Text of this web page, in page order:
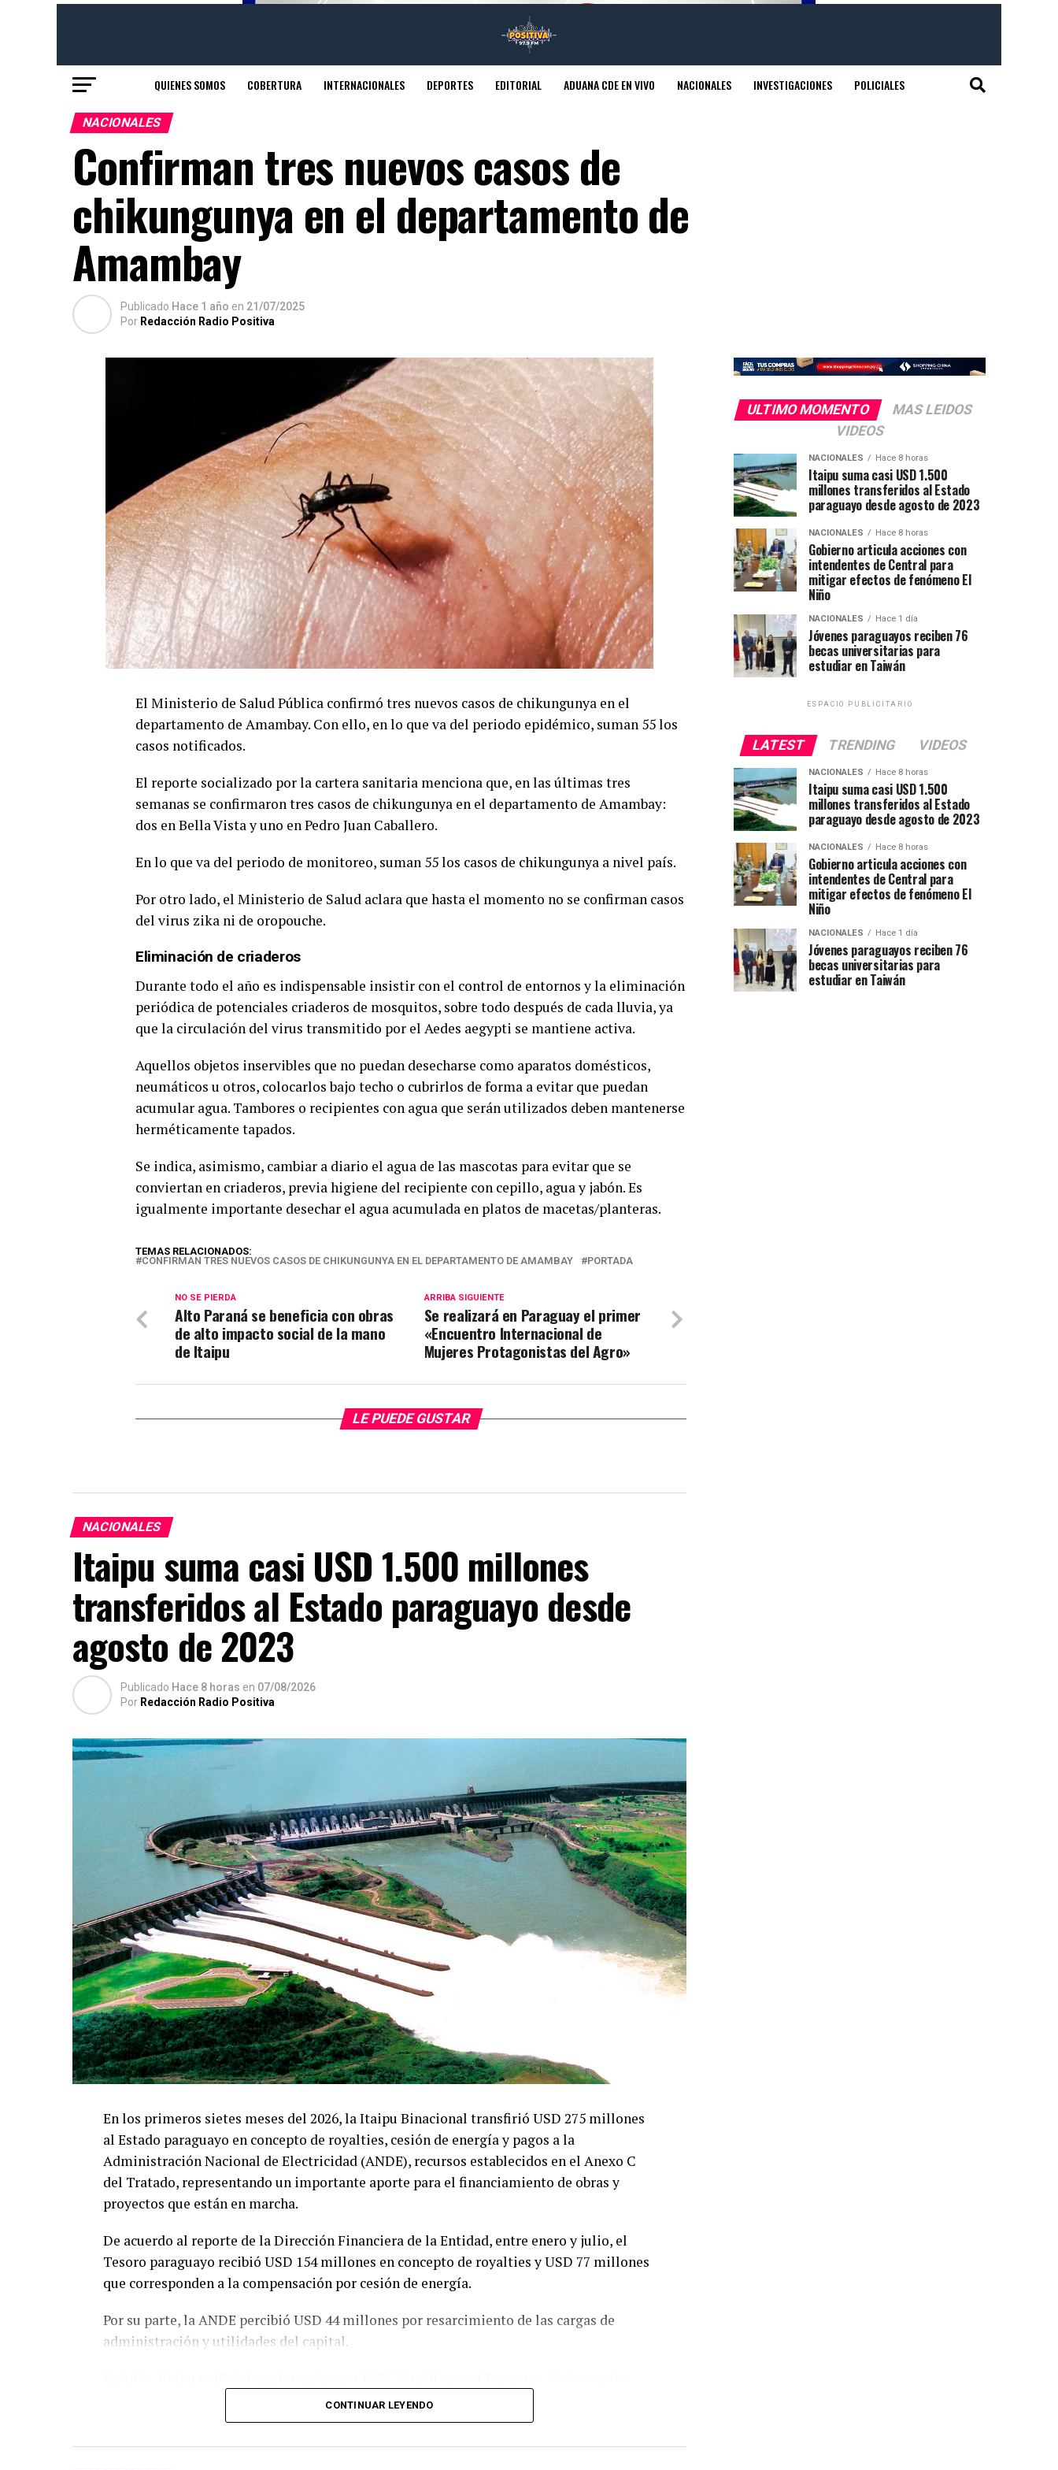
QUIENES SOMOS COBERTURA INTERNACIONALES DEPORTES EDITORIAL ADUANA CDE EN VIVO NACIONALES INVESTIGACIONES POLICIALES
NACIONALES
Confirman tres nuevos casos de
chikungunya en el departamento de
Amambay
Publicado Hace 1 año en 21/07/2025
Por Redacción Radio Positiva
El Ministerio de Salud Pública confirmó tres nuevos casos de chikungunya en el
departamento de Amambay. Con ello, en lo que va del periodo epidémico, suman 55 los
casos notificados.
El reporte socializado por la cartera sanitaria menciona que, en las últimas tres
semanas se confirmaron tres casos de chikungunya en el departamento de Amambay:
dos en Bella Vista y uno en Pedro Juan Caballero.
En lo que va del periodo de monitoreo, suman 55 los casos de chikungunya a nivel país.
Por otro lado, el Ministerio de Salud aclara que hasta el momento no se confirman casos
del virus zika ni de oropouche.
Eliminación de criaderos
Durante todo el año es indispensable insistir con el control de entornos y la eliminación
periódica de potenciales criaderos de mosquitos, sobre todo después de cada lluvia, ya
que la circulación del virus transmitido por el Aedes aegypti se mantiene activa.
Aquellos objetos inservibles que no puedan desecharse como aparatos domésticos,
neumáticos u otros, colocarlos bajo techo o cubrirlos de forma a evitar que puedan
acumular agua. Tambores o recipientes con agua que serán utilizados deben mantenerse
herméticamente tapados.
Se indica, asimismo, cambiar a diario el agua de las mascotas para evitar que se
conviertan en criaderos, previa higiene del recipiente con cepillo, agua y jabón. Es
igualmente importante desechar el agua acumulada en platos de macetas/planteras.
TEMAS RELACIONADOS:
CONFIRMAN TRES NUEVOS CASOS DE CHIKUNGUNYA EN EL DEPARTAMENTO DE AMAMBAY
PORTADA
ARRIBA SIGUIENTE
Se realizará en Paraguay el primer
«Encuentro Internacional de
Mujeres Protagonistas del Agro»
NO SE PIERDA
Alto Paraná se beneficia con obras
de alto impacto social de la mano
de Itaipu
LE PUEDE GUSTAR
NACIONALES
Itaipu suma casi USD 1.500 millones
transferidos al Estado paraguayo desde
agosto de 2023
Publicado Hace 8 horas en 07/08/2026
Por Redacción Radio Positiva
En los primeros sietes meses del 2026, la Itaipu Binacional transfirió USD 275 millones
al Estado paraguayo en concepto de royalties, cesión de energía y pagos a la
Administración Nacional de Electricidad (ANDE), recursos establecidos en el Anexo C
del Tratado, representando un importante aporte para el financiamiento de obras y
proyectos que están en marcha.
De acuerdo al reporte de la Dirección Financiera de la Entidad, entre enero y julio, el
Tesoro paraguayo recibió USD 154 millones en concepto de royalties y USD 77 millones
que corresponden a la compensación por cesión de energía.
Por su parte, la ANDE percibió USD 44 millones por resarcimiento de las cargas de
administración y utilidades del capital.
USD 22 millones correspondieron a royalties, USD 12 millones a compensación por
cesión de energía y USD 1,7 millones destinados a la ANDE en concepto de
resarcimiento.
CONTINUAR LEYENDO
ULTIMO MOMENTO
MAS LEIDOS
VIDEOS
NACIONALES Hace 8 horas
Itaipu suma casi USD 1.500
millones transferidos al Estado
paraguayo desde agosto de 2023
NACIONALES Hace 8 horas
Gobierno articula acciones con
intendentes de Central para
mitigar efectos de fenómeno El
Niño
NACIONALES Hace 1 día
Jóvenes paraguayos reciben 76
becas universitarias para
estudiar en Taiwán
ESPACIO PUBLICITARIO
LATEST TRENDING VIDEOS
NACIONALES Hace 8 horas
Itaipu suma casi USD 1.500
millones transferidos al Estado
paraguayo desde agosto de 2023
NACIONALES Hace 8 horas
Gobierno articula acciones con
intendentes de Central para
mitigar efectos de fenómeno El
Niño
NACIONALES Hace 1 día
Jóvenes paraguayos reciben 76
becas universitarias para
estudiar en Taiwán